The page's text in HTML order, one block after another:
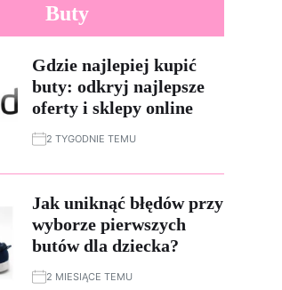
Buty
Gdzie najlepiej kupić
buty: odkryj najlepsze
oferty i sklepy online
2 TYGODNIE TEMU
Jak uniknąć błędów przy
wyborze pierwszych
butów dla dziecka?
2 MIESIĄCE TEMU